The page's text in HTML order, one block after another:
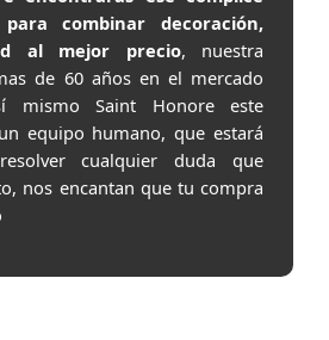
combinar decoración,
al mejor precio, nuestra
de 60 años en el mercado
mismo Saint Honore este
equipo humano, que estará
cualquier duda que
nos encantan que tu compra